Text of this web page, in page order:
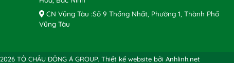
CN Vũng Tàu :Số 9 Thống Nhất, Phường 1, Thành Phố
Vũng Tàu
TÔ CHÂU ĐÔNG Á GROUP. Thiết kế website bởi Anhlinh.net